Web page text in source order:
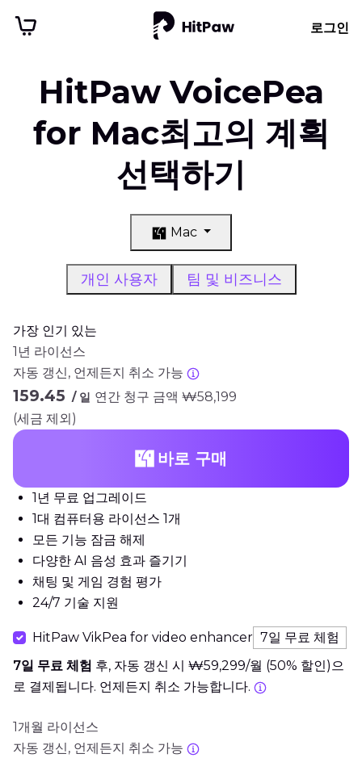
로그인
HitPaw VoicePea
for Mac최고의 계획
선택하기
Mac
개인 사용자 팀 및 비즈니스
가장 인기 있는
1년 라이선스
자동 갱신, 언제든지 취소 가능
₩159.45 / 일 연간 청구 금액 ₩58,199
(세금 제외)
바로 구매
1년 무료 업그레이드
1대 컴퓨터용 라이선스 1개
모든 기능 잠금 해제
다양한 AI 음성 효과 즐기기
채팅 및 게임 경험 평가
24/7 기술 지원
HitPaw VikPea for video enhancer 7일 무료 체험
7일 무료 체험 후, 자동 갱신 시 ₩59,299/월 (50% 할인)으
로 결제됩니다. 언제든지 취소 가능합니다.
1개월 라이선스
자동 갱신, 언제든지 취소 가능